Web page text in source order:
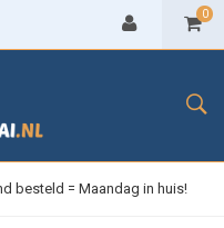
0
besteld = Maandag in huis!